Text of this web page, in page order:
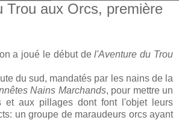
Trou aux Orcs, première
a joué le début del'Aventure du Trou
du sud, mandatés par les nains de la
Nains Marchands, pour mettre un
et aux pillages dont font l'objet leurs
un groupe de maraudeurs orcs ayant